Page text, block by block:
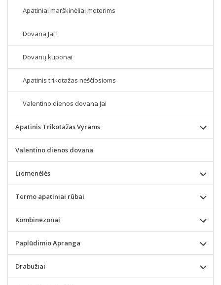
Apatiniai marškinėliai moterims
Dovana Jai !
Dovanų kuponai
Apatinis trikotažas nėščiosioms
Valentino dienos dovana Jai
Apatinis Trikotažas Vyrams
Valentino dienos dovana
Liemenėlės
Termo apatiniai rūbai
Kombinezonai
Paplūdimio Apranga
Drabužiai